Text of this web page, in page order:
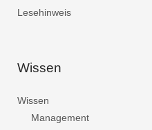
Lesehinweis
Wissen
Wissen
Management